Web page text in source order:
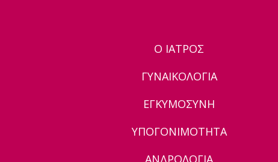
Ο ΙΑΤΡΟΣ
ΓΥΝΑΙΚΟΛΟΓΙΑ
ΕΓΚΥΜΟΣΥΝΗ
ΥΠΟΓΟΝΙΜΟΤΗΤΑ
ΑΝΔΡΟΛΟΓΙΑ